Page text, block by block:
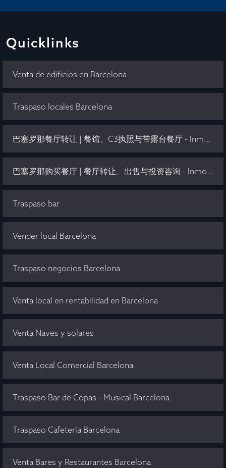
Quicklinks
Venta de edificios en Barcelona
Traspaso locales Barcelona
巴塞罗那餐厅转让 | 餐馆、C3执照与带露台餐厅 - Inmo Olaya
巴塞罗那购买餐厅 | 餐厅转让、出售与投资咨询 - Inmo Olaya
Traspaso bar
Vender local Barcelona
Traspaso negocios Barcelona
Venta local en rentabilidad en Barcelona
Venta Naves y solares
Venta Local Comercial Barcelona
Traspaso Bar de Copas - Musical Barcelona
Traspaso Cafetería Barcelona
Venta Bares y Restaurantes Barcelona